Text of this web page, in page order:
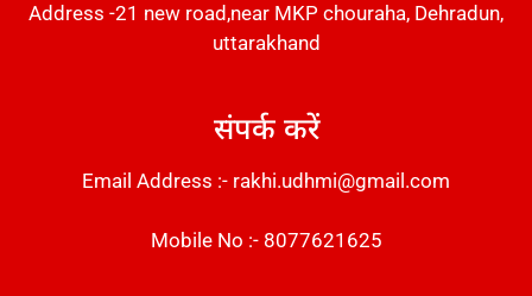
Address -21 new road,near MKP chouraha, Dehradun,
uttarakhand
संपर्क करें
Email Address :- rakhi.udhmi@gmail.com
Mobile No :- 8077621625